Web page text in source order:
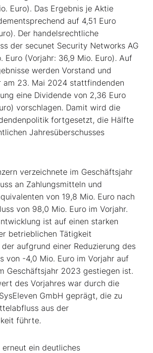
Euro). Das Ergebnis je Aktie
auf 4,51 Euro
Der handelsrechtliche
der secunet Security Networks AG
Euro (Vorjahr: 36,9 Mio. Euro). Auf
werden Vorstand und
am 23. Mai 2024 stattfindenden
eine Dividende von 2,36 Euro
vorschlagen. Damit wird die
fortgesetzt, die Hälfte
Jahresüberschusses
verzeichnete im Geschäftsjahr
an Zahlungsmitteln und
von 19,8 Mio. Euro nach
von 98,0 Mio. Euro im Vorjahr.
ist auf einen starken
betrieblichen Tätigkeit
aufgrund einer Reduzierung des
von -4,0 Mio. Euro im Vorjahr auf
Geschäftsjahr 2023 gestiegen ist.
des Vorjahres war durch die
GmbH geprägt, die zu
aus der
führte.
erneut ein deutliches